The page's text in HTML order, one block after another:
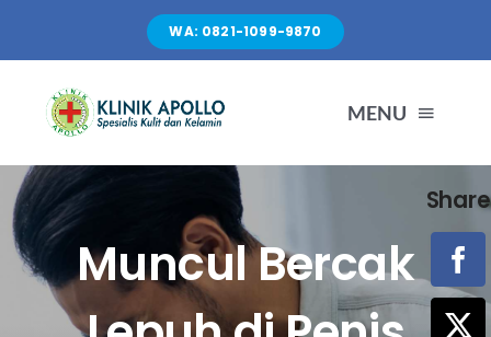
content
WA: 0821-1099-9870
MENU
TENTANG KAMI
LAYANAN
Muncul Bercak
Share